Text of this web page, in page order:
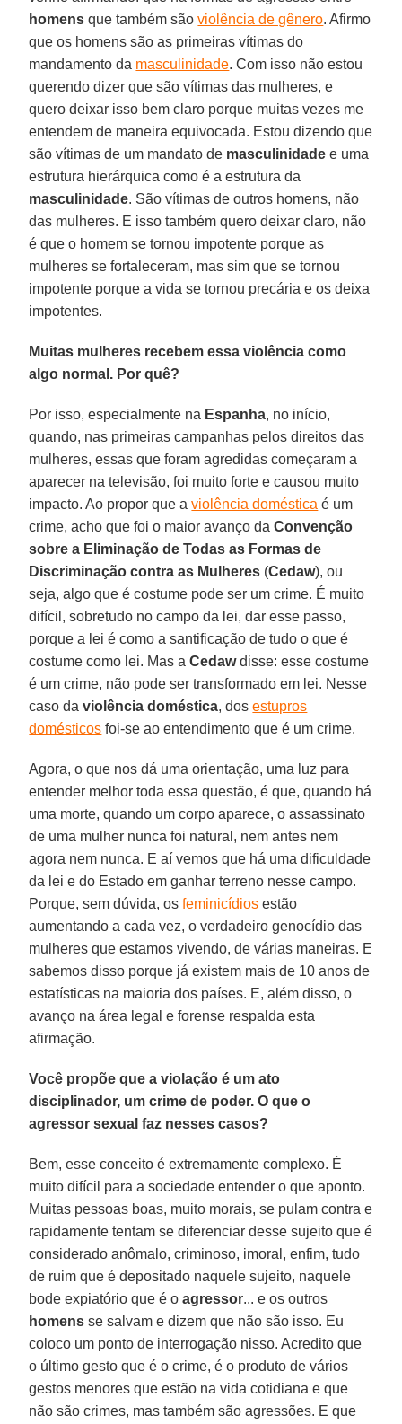
homens que também sãoviolência de gênero. Afirmo
que os homens são as primeiras vítimas do
mandamento da masculinidade. Com isso não estou
querendo dizer que são vítimas das mulheres, e
quero deixar isso bem claro porque muitas vezes me
entendem de maneira equivocada. Estou dizendo que
são vítimas de um mandato de masculinidade e uma
estrutura hierárquica como é a estrutura da
masculinidade. São vítimas de outros homens, não
das mulheres. E isso também quero deixar claro, não
é que o homem se tornou impotente porque as
mulheres se fortaleceram, mas sim que se tornou
impotente porque a vida se tornou precária e os deixa
impotentes.
Muitas mulheres recebem essa violência como
algo normal. Por quê?
Por isso, especialmente na Espanha, no início,
quando, nas primeiras campanhas pelos direitos das
mulheres, essas que foram agredidas começaram a
aparecer na televisão, foi muito forte e causou muito
impacto. Ao propor que aviolência doméstica é um
crime, acho que foi o maior avanço daConvenção
sobre a Eliminação de Todas as Formas de
Discriminação contra as Mulheres (Cedaw), ou
seja, algo que é costume pode ser um crime. É muito
difícil, sobretudo no campo da lei, dar esse passo,
porque a lei é como a santificação de tudo o que é
costume como lei. Mas aCedawdisse: esse costume
é um crime, não pode ser transformado em lei. Nesse
caso daviolência doméstica, dosestupros
domésticos foi-se ao entendimento que é um crime.
Agora, o que nos dá uma orientação, uma luz para
entender melhor toda essa questão, é que, quando há
uma morte, quando um corpo aparece, o assassinato
de uma mulher nunca foi natural, nem antes nem
agora nem nunca. E aí vemos que há uma dificuldade
da lei e do Estado em ganhar terreno nesse campo.
Porque, sem dúvida, osfeminicídios estão
aumentando a cada vez, o verdadeiro genocídio das
mulheres que estamos vivendo, de várias maneiras. E
sabemos disso porque já existem mais de 10 anos de
estatísticas na maioria dos países. E, além disso, o
avanço na área legal e forense respalda esta
afirmação.
Você propõe que a violação é um ato
disciplinador, um crime de poder. O que o
agressor sexual faz nesses casos?
Bem, esse conceito é extremamente complexo. É
muito difícil para a sociedade entender o que aponto.
Muitas pessoas boas, muito morais, se pulam contra e
rapidamente tentam se diferenciar desse sujeito que é
considerado anômalo, criminoso, imoral, enfim, tudo
de ruim que é depositado naquele sujeito, naquele
bode expiatório que é oagressor... e os outros
homens se salvam e dizem que não são isso. Eu
coloco um ponto de interrogação nisso. Acredito que
o último gesto que é o crime, é o produto de vários
gestos menores que estão na vida cotidiana e que
não são crimes, mas também são agressões. E que